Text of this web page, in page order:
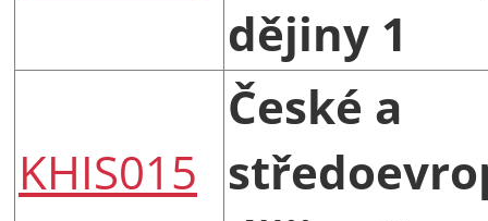
dějiny 1
KHIS015
České a